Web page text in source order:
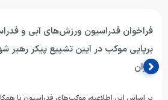
فراخوان فدراسیون ورزش‌های آبی و
برپایی موکب در آیین تشییع پیکر رهبر
ایران